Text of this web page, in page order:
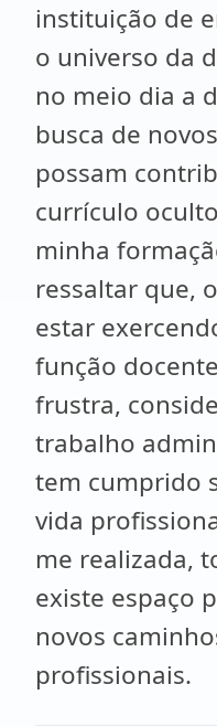
instituição de
o universo da
no meio dia a
busca de
possam
currículo
minha
ressaltar que,
estar
função
frustra,
trabalho
tem cumprido
vida
me realizada,
existe espaço
novos
profissionais.